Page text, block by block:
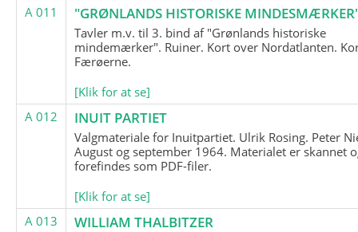
A 011
"GRØNLANDS HISTORISKE
Tavler m.v. til 3. bind af "Grønlands historiske
mindemærker". Ruiner. Kort over Nordatlanten.
Færøerne.
[Klik for at se]
A 012
INUIT PARTIET
Valgmateriale for Inuitpartiet. Ulrik Rosing. Peter
August og september 1964. Materialet er skannet
forefindes som PDF-filer.
[Klik for at se]
A 013
WILLIAM THALBITZER